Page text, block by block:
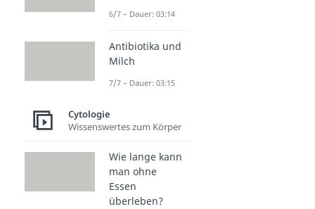
6/7 – Dauer: 03:14
Antibiotika und
Milch
7/7 – Dauer: 03:15
Cytologie
Wissenswertes zum Körper
Wie lange kann
man ohne
Essen
überleben?